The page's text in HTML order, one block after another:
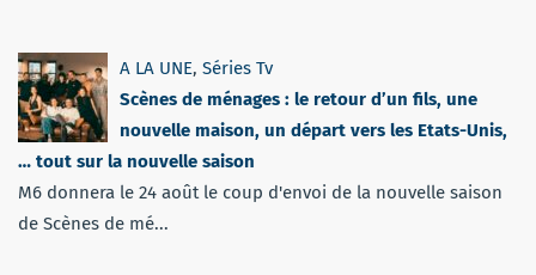
A LA UNE, Séries Tv
Scènes de ménages : le retour d’un fils, une
nouvelle maison, un départ vers les Etats-Unis,
… tout sur la nouvelle saison
M6 donnera le 24 août le coup d'envoi de la nouvelle saison
de Scènes de mé...